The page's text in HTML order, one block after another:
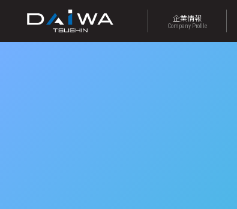
企業情報
Company Profile